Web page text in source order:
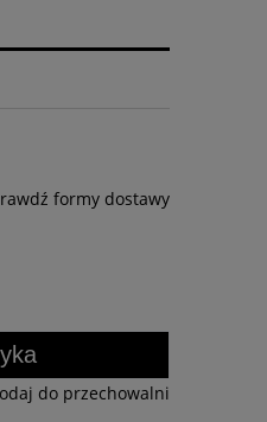
formy dostawy
do przechowalni